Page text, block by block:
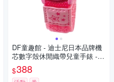
DF童趣館 - 迪士尼日本品牌機
芯數字殼休閒織帶兒童手錶 -
多款可選
$388